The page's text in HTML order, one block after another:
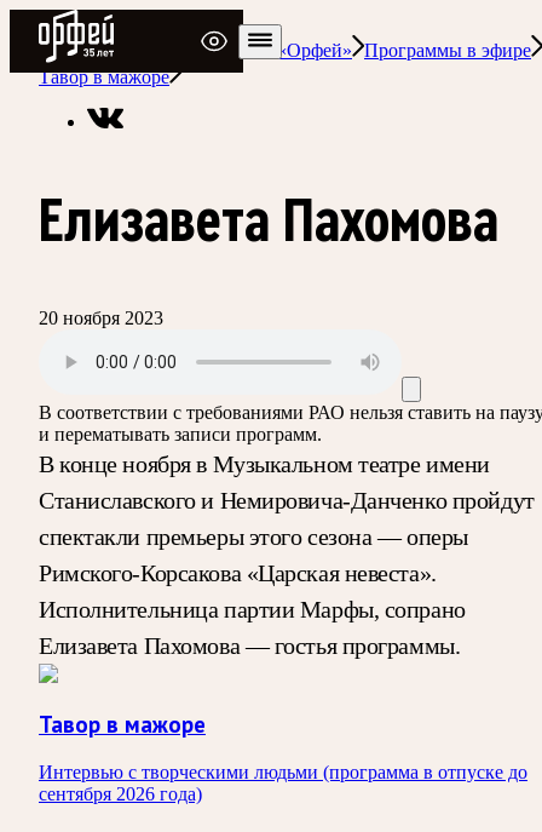
Радио Орфей
Радио классической музыки «Орфей»
Программы в эфире
Тавор в мажоре
Елизавета Пахомова
20 ноября 2023
В соответствии с требованиями РАО нельзя ставить на
и перематывать записи программ.
В конце ноября в Музыкальном театре имени
Станиславского и Немировича-Данченко пройдут
спектакли премьеры этого сезона — оперы
Римского-Корсакова «Царская невеста».
Исполнительница партии Марфы, сопрано
Елизавета Пахомова — гостья программы.
Тавор в мажоре
Интервью с творческими людьми (программа в отпуске до
сентября 2026 года)